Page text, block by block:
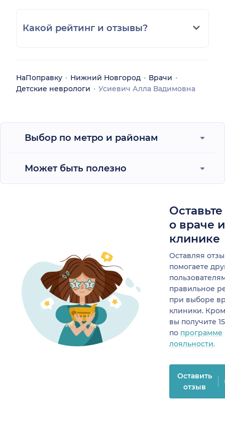
Какой рейтинг и отзывы?
НаПоправку Нижний Новгород
Врачи
Детские неврологи
Усиевич Алла Вадимовна
Выбор по метро и районам
Может быть полезно
о враче
клинике
Оставляя
помогаете
правильное
при выборе
клиники.
вы получите
по программе
лояльности.
Оставить
отзыв